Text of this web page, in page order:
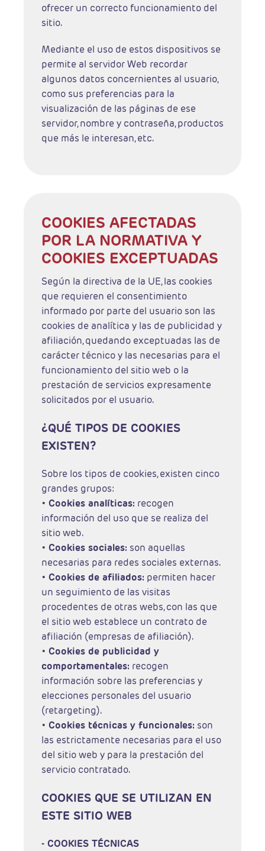
ofrecer un correcto funcionamiento del
sitio.
Mediante el uso de estos dispositivos se
permite al servidor Web recordar
algunos datos concernientes al usuario,
como sus preferencias para la
visualización de las páginas de ese
servidor, nombre y contraseña, productos
que más le interesan, etc.
COOKIES AFECTADAS
POR LA NORMATIVA Y
COOKIES EXCEPTUADAS
Según la directiva de la UE, las cookies
que requieren el consentimiento
informado por parte del usuario son las
cookies de analítica y las de publicidad y
afiliación, quedando exceptuadas las de
carácter técnico y las necesarias para el
funcionamiento del sitio web o la
prestación de servicios expresamente
solicitados por el usuario.
¿QUÉ TIPOS DE COOKIES
EXISTEN?
Sobre los tipos de cookies, existen cinco
grandes grupos:
• Cookies analíticas: recogen
información del uso que se realiza del
sitio web.
• Cookies sociales: son aquellas
necesarias para redes sociales externas.
• Cookies de afiliados: permiten hacer
un seguimiento de las visitas
procedentes de otras webs, con las que
el sitio web establece un contrato de
afiliación (empresas de afiliación).
• Cookies de publicidad y
comportamentales: recogen
información sobre las preferencias y
elecciones personales del usuario
(retargeting).
• Cookies técnicas y funcionales: son
las estrictamente necesarias para el uso
del sitio web y para la prestación del
servicio contratado.
COOKIES QUE SE UTILIZAN EN
ESTE SITIO WEB
- COOKIES TÉCNICAS